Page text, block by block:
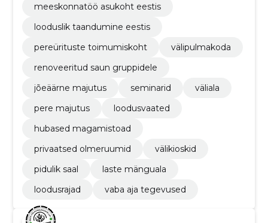
meeskonnatöö asukoht eestis
looduslik taandumine eestis
pereürituste toimumiskoht
välipulmakoda
renoveeritud saun gruppidele
jõeäärne majutus
seminarid
väliala
pere majutus
loodusvaated
hubased magamistoad
privaatsed olmeruumid
välikioskid
pidulik saal
laste mänguala
loodusrajad
vaba aja tegevused